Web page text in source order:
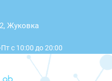
Жуковка
с 10:00 до 20:00